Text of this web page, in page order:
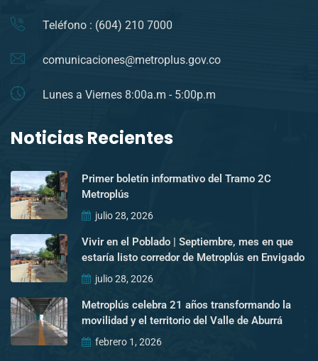
Teléfono : (604) 210 7000
comunicaciones@metroplus.gov.co
Lunes a Viernes 8:00a.m - 5:00p.m
Noticias Recientes
Primer boletín informativo del Tramo 2C
Metroplús
julio 28, 2026
Vivir en el Poblado | Septiembre, mes en que
estaría listo corredor de Metroplús en Envigado
julio 28, 2026
Metroplús celebra 21 años transformando la
movilidad y el territorio del Valle de Aburrá
febrero 1, 2026